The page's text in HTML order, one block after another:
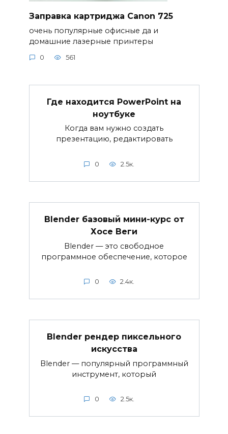
Заправка картриджа Canon 725
очень популярные офисные да и
домашние лазерные принтеры
0 561
Где находится PowerPoint на
ноутбуке
Когда вам нужно создать
презентацию, редактировать
0 2.5к.
Blender базовый мини-курс от
Хосе Веги
Blender — это свободное
программное обеспечение, которое
0 2.4к.
Blender рендер пиксельного
искусства
Blender — популярный программный
инструмент, который
0 2.5к.